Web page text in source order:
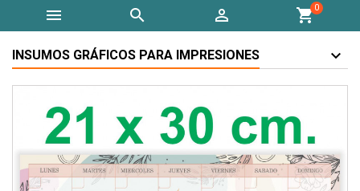
   shopping_cart0
INSUMOS GRÁFICOS PARA IMPRESIONES